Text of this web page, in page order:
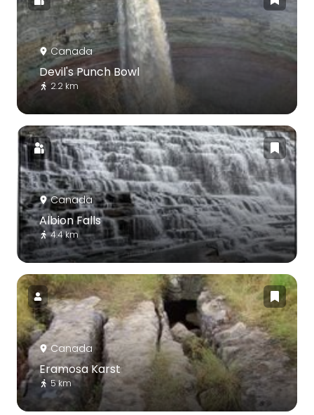
Canada
Devil's Punch Bowl
2.2 km
Canada
Albion Falls
4.4 km
Canada
Eramosa Karst
5 km